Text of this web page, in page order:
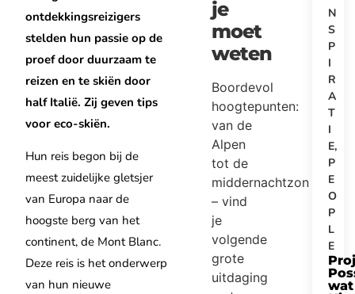
ontdekkingsreizigers
stelden hun passie op de
proef door duurzaam te
reizen en te skiën door
half Italië. Zij geven tips
voor eco-skiën.
Hun reis begon bij de
meest zuidelijke gletsjer
van Europa naar de
hoogste berg van het
continent, de Mont Blanc.
Deze reis is het onderwerp
van hun nieuwe
je
moet
weten
Boordevol
hoogtepunten:
van de
Alpen
tot de
middernachtzon
– vind
je
volgende
grote
uitdaging
N
S
P
I
R
A
T
I
E,
P
E
O
P
L
E
wat